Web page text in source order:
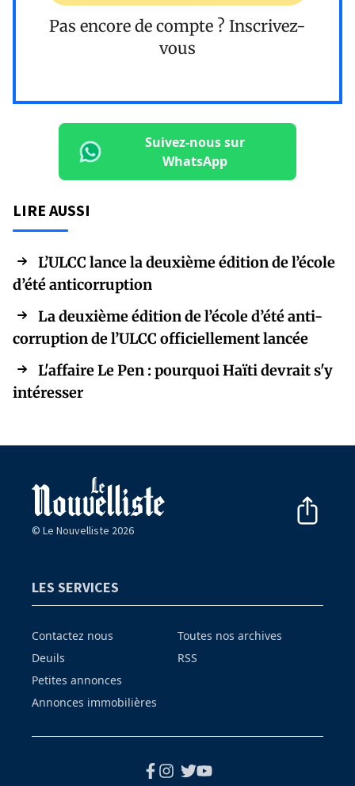
Pas encore de compte ? Inscrivez-
vous
Suivez-nous sur
WhatsApp
LIRE AUSSI
L’ULCC lance la deuxième édition de l’école
d’été anticorruption
La deuxième édition de l’école d’été anti-
corruption de l’ULCC officiellement lancée
L'affaire Le Pen : pourquoi Haïti devrait s'y
intéresser
© Le Nouvelliste 2026
LES SERVICES
Contactez nous
Deuils
Petites annonces
Annonces immobilières
Toutes nos archives
RSS